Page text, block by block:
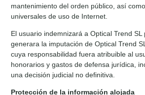
mantenimiento del orden público, así
universales de uso de Internet.
El usuario indemnizará a Optical Trend
generara la imputación de Optical Trend
cuya responsabilidad fuera atribuible al
honorarios y gastos de defensa jurídica,
una decisión judicial no definitiva.
Protección de la información alojada